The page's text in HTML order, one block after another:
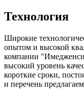
Технология
Широкие
опытом и высокой
компании
высокий уровень
короткие сроки,
и перечень